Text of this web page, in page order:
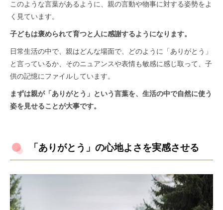
このような言葉があるように、親の言動や物事に対する姿勢をよ
く見ています。
子どもは褒められて育つと人に感謝するようになります。
日常生活の中で、親はどんな場面で、どのように「ありがとう」
と言っているか、そのニュアンスや表情も敏感に感じ取って、子
供の記憶にファイルしています。
まずは親が「ありがとう」という言葉を、生活の中で自然に使う
姿を見せることが大事です。
「ありがとう」の心地よさを実感させる